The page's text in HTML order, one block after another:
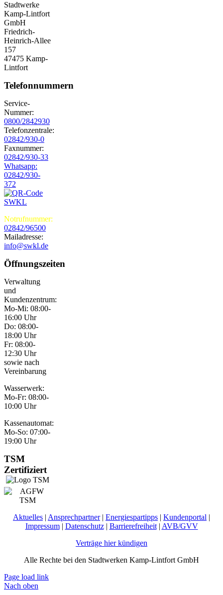
Stadtwerke
Kamp-Lintfort
GmbH
Friedrich-
Heinrich-Allee
157
47475 Kamp-
Lintfort
Telefonnummern
Service-
Nummer:
0800/2842930
Telefonzentrale:
02842/930-0
Faxnummer:
02842/930-33
Whatsapp:
02842/930-
372
Notrufnummer:
02842/96500
Mailadresse:
info@swkl.de
Öffnungszeiten
Verwaltung
und
Kundenzentrum:
Mo-Mi: 08:00-
16:00 Uhr
Do: 08:00-
18:00 Uhr
Fr: 08:00-
12:30 Uhr
sowie nach
Vereinbarung
Wasserwerk:
Mo-Fr: 08:00-
10:00 Uhr
Kassenautomat:
Mo-So: 07:00-
19:00 Uhr
TSM
Zertifiziert
Aktuelles | Ansprechpartner| Energiespartipps | Kundenportal |
Impressum| Datenschutz| Barrierefreiheit| AVB/GVV
Verträge hier kündigen
Alle Rechte bei den Stadtwerken Kamp-Lintfort GmbH
Page load link
Nach oben